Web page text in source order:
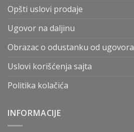
Opšti uslovi prodaje
Ugovor na daljinu
Obrazac o odustanku od ugovora
Uslovi korišćenja sajta
Politika kolačića
INFORMACIJE